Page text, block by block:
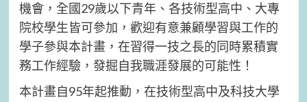
機會，全國29歲以下青年、各技術型高中、大專
院校學生皆可參加，歡迎有意兼顧學習與工作的
學子參與本計畫，在習得一技之長的同時累積實
務工作經驗，發掘自我職涯發展的可能性！
本計畫自95年起推動，在技術型高中及科技大學